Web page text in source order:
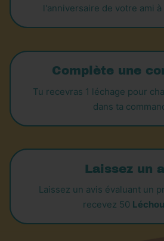
l'anniversaire de votre ami
Complète une
Tu recevras 1 léchage pour
dans ta
Laissez un
Laissez un avis évaluant un
recevez 50